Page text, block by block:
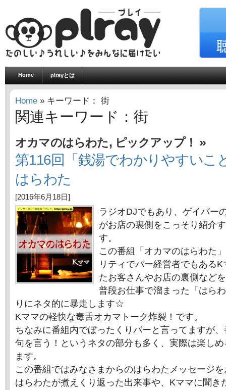
Home plrayとは
Home » キーワード： 街
関連キーワード：街
オカマのはらわた, ピックアップ！ »
第116回「銭湯でわかりやすいこ
はらわた
[2016年6月18日]
ラジオDJでもあり、ゲイバー
がお店の裏側をこっそり紹介
す。
この番組「オカマのはらわた
リティでバー経営者でもある
たお客さんやお店の裏側など
普段お仕事で溜まった「はら
りにネタ的に暴走します☆
Kママの軽快な毒舌オカマトーク炸裂！です。
ちなみに番組内でぼったくりバーと言ってますが
句を言う！というネタの部分も多く、実際は楽し
ます。
この番組ではみなさまからのはらわたメッセージ
はらわたが煮えくり返った出来事や、Kママに聞き